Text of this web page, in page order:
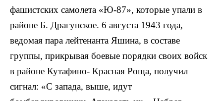
фашистских самолета «Ю-87», которые упали в
районе Б. Драгунское. 6 августа 1943 года,
ведомая пара лейтенанта Яшина, в составе
группы, прикрывая боевые порядки своих войск
в районе Кутафино- Красная Роща, получил
сигнал: «С запада, выше, идут